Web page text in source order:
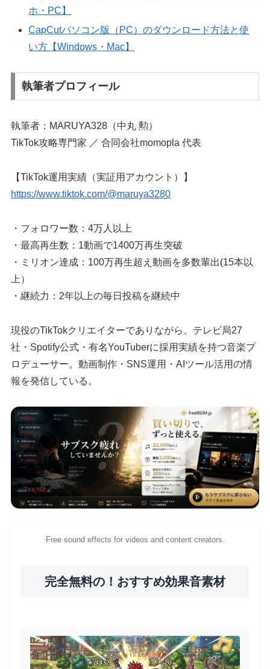
ホ・PC】
CapCutパソコン版（PC）のダウンロード方法と使
い方【Windows・Mac】
執筆者プロフィール
執筆者：MARUYA328（中丸 勲）
TikTok攻略専門家 ／ 合同会社momopla 代表
【TikTok運用実績（実証用アカウント）】
https://www.tiktok.com/@maruya3280
・フォロワー数：4万人以上
・最高再生数：1動画で1400万再生突破
・ミリオン達成：100万再生超え動画を多数輩出(15本以
上）
・継続力：2年以上の毎日投稿を継続中
現役のTikTokクリエイターでありながら、テレビ局27
社・Spotify公式・有名YouTuberに採用実績を持つ音楽プ
ロデューサー。動画制作・SNS運用・AIツール活用の情
報を発信している。
Free sound effects for videos and content creators.
完全無料の！おすすめ効果音素材